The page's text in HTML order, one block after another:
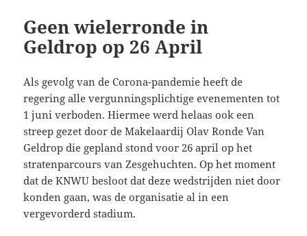
Geen wielerronde in
Geldrop op 26 April
Als gevolg van de Corona-pandemie heeft de
regering alle vergunningsplichtige evenementen tot
1 juni verboden. Hiermee werd helaas ook een
streep gezet door de Makelaardij Olav Ronde Van
Geldrop die gepland stond voor 26 april op het
stratenparcours van Zesgehuchten. Op het moment
dat de KNWU besloot dat deze wedstrijden niet door
konden gaan, was de organisatie al in een
vergevorderd stadium.